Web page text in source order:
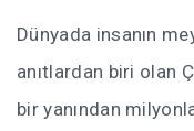
Dünyada insanın
anıtlardan biri olan
bir yanından